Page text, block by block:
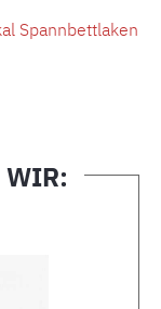
Spannbettlaken
WIR: